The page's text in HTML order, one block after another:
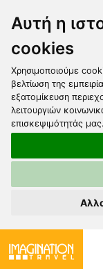
Αυτή η
cookies
Χρησιμοποιούμε
βελτίωση της
εξατομίκευση
λειτουργιών
επισκεψιμότητάς μας.